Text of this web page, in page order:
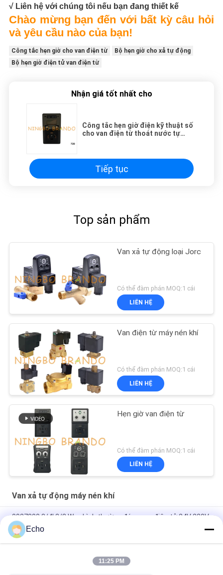
√ Liên hệ với chúng tôi nếu bạn đang thiết kế
Chào mừng bạn đến với bất kỳ câu hỏi
và yêu cầu nào của bạn!
Công tắc hẹn giờ cho van điện từ
Bộ hẹn giờ cho xả tự động
Bộ hẹn giờ điện tử van điện từ
Nhận giá tốt nhất cho
Công tắc hẹn giờ điện kỹ thuật số
cho van điện từ thoát nước tự
Tiếp tục
Top sản phẩm
Van xả tự động loại Jorc
Có thể đàm phán MOQ:1 cái
LIÊN HỆ
Van điện từ máy nén khí
Có thể đàm phán MOQ:1 cái
LIÊN HỆ
Hẹn giờ van điện từ
Có thể đàm phán MOQ:1 cái
LIÊN HỆ
Van xả tự động máy nén khí
0927300 3/4' 2/2 Way bình thường đóng van điện tử 24V 220V
0927200 1/2' máy nén không khí Ventil điện cực đồng 24V
110V 220V
0927300 Van Điện Từ Bằng Đồng 3/4'' 2/2 Chiều Thường Đóng
Echo
11:25 PM